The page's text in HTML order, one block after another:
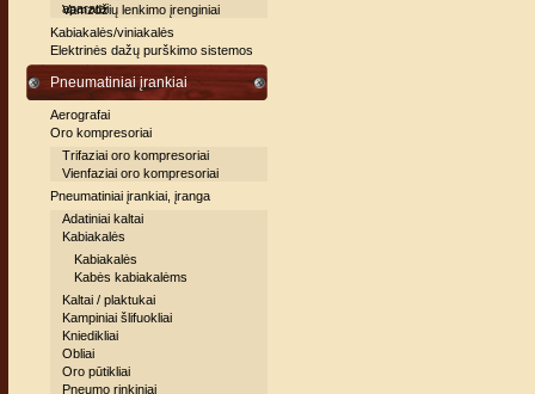
aparatai
Vamzdžių lenkimo įrenginiai
Kabiakalės/viniakalės
Elektrinės dažų purškimo sistemos
Pneumatiniai įrankiai
Aerografai
Oro kompresoriai
Trifaziai oro kompresoriai
Vienfaziai oro kompresoriai
Pneumatiniai įrankiai, įranga
Adatiniai kaltai
Kabiakalės
Kabiakalės
Kabės kabiakalėms
Kaltai / plaktukai
Kampiniai šlifuokliai
Kniedikliai
Obliai
Oro pūtikliai
Pneumo rinkiniai